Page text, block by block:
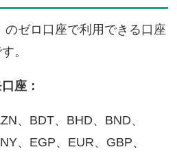
のゼロ口座で利用できる口座
。
座：
、BDT、BHD、BND、
、EGP、EUR、GBP、